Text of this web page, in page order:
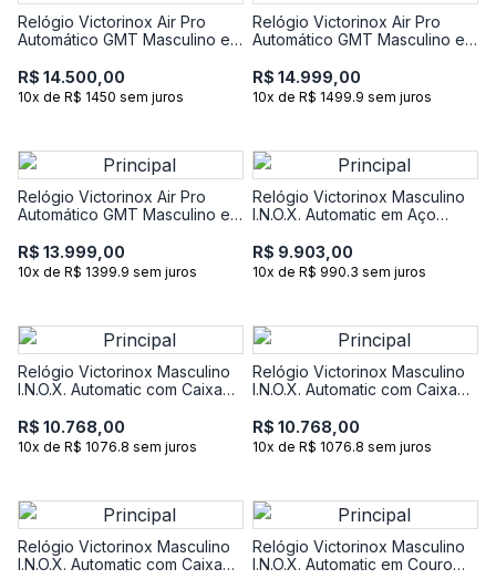
Relógio Victorinox Air Pro
Automático GMT Masculino em
R$ 14.500,00
10x de R$ 1450 sem juros
Relógio Victorinox Air Pro
Automático GMT Masculino em
R$ 14.999,00
10x de R$ 1499.9 sem juros
Relógio Victorinox Air Pro
Automático GMT Masculino em
R$ 13.999,00
10x de R$ 1399.9 sem juros
Relógio Victorinox Masculino
I.N.O.X. Automatic em Aço
R$ 9.903,00
10x de R$ 990.3 sem juros
Relógio Victorinox Masculino
I.N.O.X. Automatic com Caixa
Canivete
R$ 10.768,00
10x de R$ 1076.8 sem juros
Relógio Victorinox Masculino
I.N.O.X. Automatic com Caixa
e Canivete
R$ 10.768,00
10x de R$ 1076.8 sem juros
Relógio Victorinox Masculino
I.N.O.X. Automatic com Caixa
Relógio Victorinox Masculino
I.N.O.X. Automatic em Couro